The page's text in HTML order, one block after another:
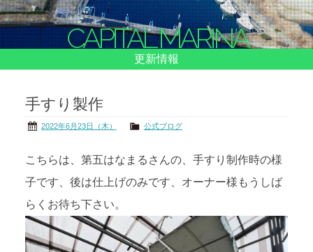
船舶保険 マリーナ情報・料金表
茨城の海
会社概要 リンク
CAPITAL MARINA
更新情報
手すり製作
2022年6月23日（木） 公式ブログ
こちらは、第五はなまるさんの、手すり制作時の様
子です、後は仕上げのみです、オーナー様もうしば
らくお待ち下さい。